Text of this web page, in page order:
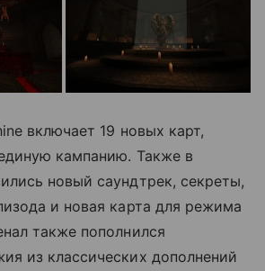
включает 19 новых карт,
кампанию. Также в
новый саундтрек, секреты,
и новая карта для режима
также пополнился
из классических дополнений